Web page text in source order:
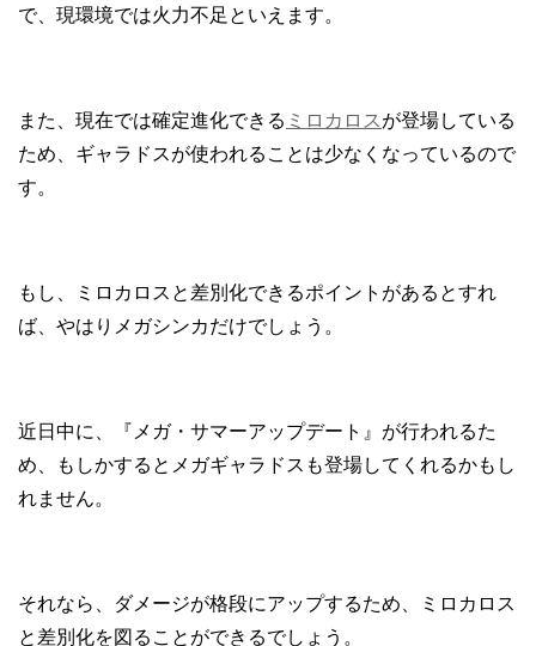
で、現環境では火力不足といえます。
また、現在では確定進化できる ミロカロス が登場している
ため、ギャラドスが使われることは少なくなっているので
す。
もし、ミロカロスと差別化できるポイントがあるとすれ
ば、やはりメガシンカだけでしょう。
近日中に、『メガ・サマーアップデート』が行われるた
め、もしかするとメガギャラドスも登場してくれるかもし
れません。
それなら、ダメージが格段にアップするため、ミロカロス
と差別化を図ることができるでしょう。